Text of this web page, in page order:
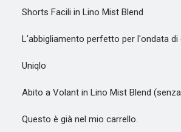
Shorts Facili in Lino Mist Blend
L'abbigliamento perfetto per l'ondata di
Uniqlo
Abito a Volant in Lino Mist Blend
Questo è già nel mio carrello.